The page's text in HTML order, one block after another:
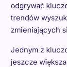
odgrywać
trendów
zmieniających
Jednym z
jeszcze